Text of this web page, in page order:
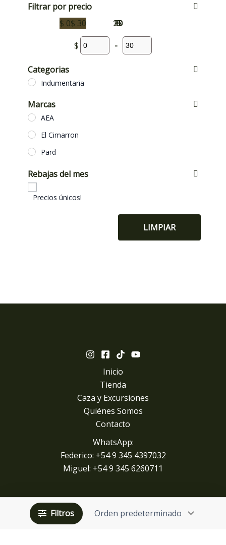
Filtrar por precio
$ 0$ 30 0
8
15
23
30
$
-
Categorias
Indumentaria
Marcas
AEA
El Cimarron
Pard
Rebajas del mes
Precios únicos!
LIMPIAR
Filtros
Inicio
Tienda
Caza y Excursiones
Quiénes Somos
Contacto
WhatsApp:
Federico: +54 9 345 4397032
Miguel: +54 9 345 6260711
Copyright © 2026 gphunting.com | Diseño y desarrollo